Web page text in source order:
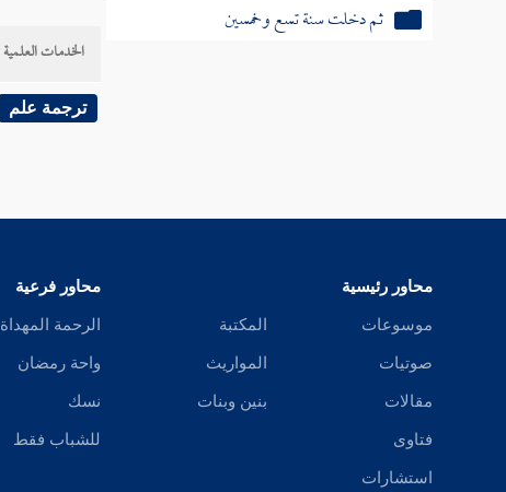
ثم دخلت سنة تسع وخمسين
ثم دخلت سنة أربع وستين
ثم دخلت سنة خمس وستين
ثم دخلت سنة ست وستين
الخدمات العلمية
ترجمة علم
محاور رئيسية
موسوعات
صوتيات
مقالات
فتاوى
استشارات
المكتبة
المواريث
بنين وبنات
محاور فرعية
الرحمة المهداة
واحة رمضان
نسك
للشباب فقط